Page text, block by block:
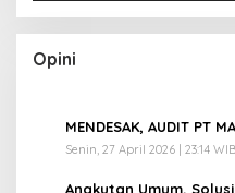
Opini
MENDESAK, AUDIT PT
Senin, 27 April 2026 | 23:14 WIB
Angkutan Umum,